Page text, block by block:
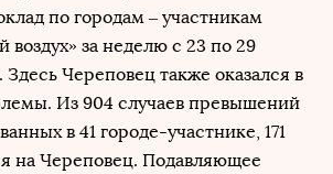
по городам – участникам
воздух» за неделю с 23 по 29
Здесь Череповец также оказался в
Из 904 случаев превышений
в 41 городе-участнике, 171
на Череповец. Подавляющее